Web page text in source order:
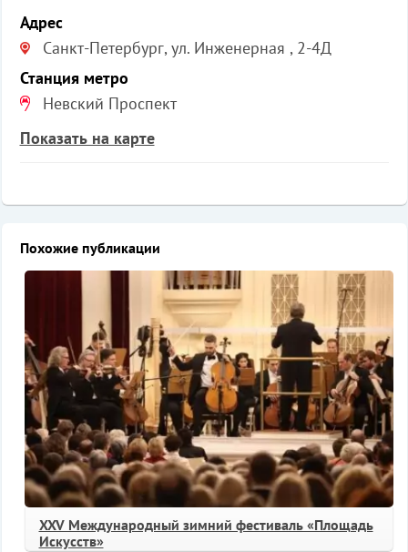
Адрес
Санкт-Петербург, ул. Инженерная , 2-4Д
Станция метро
Невский Проспект
Показать на карте
Похожие публикации
XXV Международный зимний фестиваль «Площадь
Искусств»